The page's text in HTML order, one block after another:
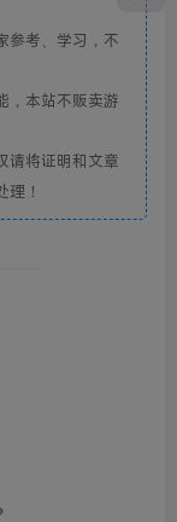
参考、学习，不
，本站不贩卖游
请将证明和文章
！